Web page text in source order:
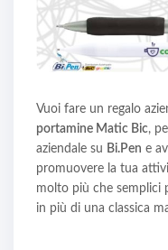
Vuoi fare un regalo
portamine Matic Bic,
aziendale su Bi.Pen e
promuovere la tua
molto più che semplici
in più di una classica